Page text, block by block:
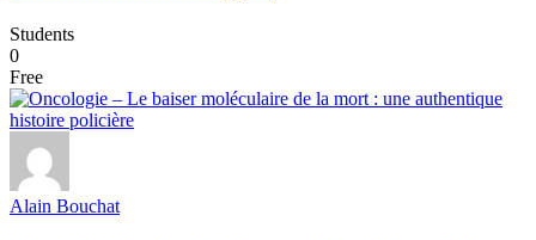
Students
0
Free
Alain Bouchat